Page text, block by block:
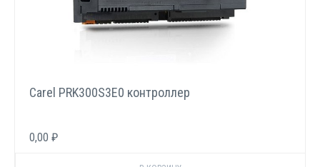
Carel PRK300S3E0 контроллер
0,00 ₽